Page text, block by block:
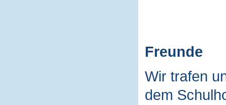
Freunde
Wir trafen
dem